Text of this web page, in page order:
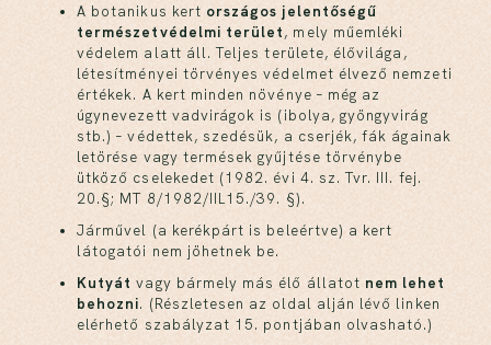
A botanikus kert országos jelentőségű
természetvédelmi terület, mely műemléki
védelem alatt áll. Teljes területe, élővilága,
létesítményei törvényes védelmet élvező nemzeti
értékek. A kert minden növénye – még az
úgynevezett vadvirágok is (ibolya, gyöngyvirág
stb.) – védettek, szedésük, a cserjék, fák ágainak
letörése vagy termések gyűjtése törvénybe
ütköző cselekedet (1982. évi 4. sz. Tvr. III. fej.
20.§; MT 8/1982/IIL15./39. §).
Járművel (a kerékpárt is beleértve) a kert
látogatói nem jöhetnek be.
Kutyát vagy bármely más élő állatot nem lehet
behozni. (Részletesen az oldal alján lévő linken
elérhető szabályzat 15. pontjában olvasható.)